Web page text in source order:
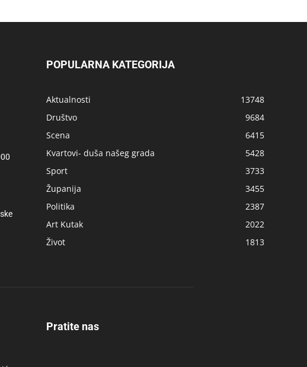
POPULARNA KATEGORIJA
Aktualnosti
13748
Društvo
9684
Scena
6415
Kvartovi- duša našeg grada
5428
Sport
3733
Županija
3455
Politika
2387
Art Kutak
2022
Život
1813
Pratite nas